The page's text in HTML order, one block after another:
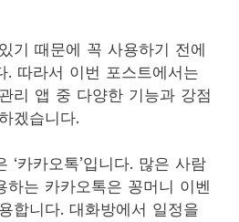
기 때문에 꼭 사용하기 전에
. 따라서 이번 포스트에서는
리 앱 중 다양한 기능과 강점
겠습니다.
‘카카오톡’입니다. 많은 사람
하는 카카오톡은 꽁머니 이벤
합니다. 대화방에서 일정을